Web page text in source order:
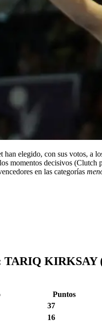
elegido, con sus votos, a
momentos decisivos
en las categorías
KIRKSAY
Puntos
37
16